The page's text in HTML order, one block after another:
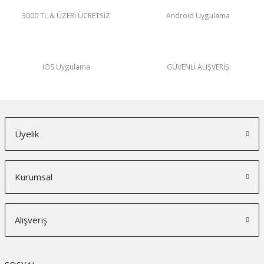
3000 TL & ÜZERİ ÜCRETSİZ Android Uygulama
iOS Uygulama GÜVENLİ ALIŞVERİŞ
Üyelik
Kurumsal
Alışveriş